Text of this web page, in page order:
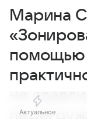
Марина
помощью
не
Актуальное